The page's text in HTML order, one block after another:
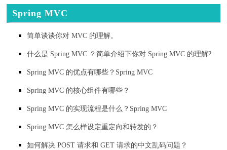
Spring MVC
简单谈谈你对 MVC 的理解。
什么是 Spring MVC ？简单介绍下你对 Spring MVC 的理解?
Spring MVC 的优点有哪些？Spring MVC
Spring MVC 的核心组件有哪些？
Spring MVC 的实现流程是什么？Spring MVC
Spring MVC 怎么样设定重定向和转发的？
如何解决 POST 请求和 GET 请求的中文乱码问题？